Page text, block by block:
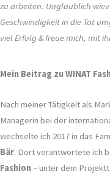
zu arbeiten. Unglaublich
Geschwindigkeit in die Tat
viel Erfolg & freue mich, mit
Mein Beitrag zu WINAT
Nach meiner Tätigkeit als
Managerin bei der
wechselte ich 2017 in das
Bär. Dort verantwortete ich
Fashion– unter dem